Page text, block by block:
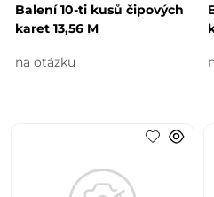
Balení 10-ti kusů čipových
karet 13,56 M
na otázku